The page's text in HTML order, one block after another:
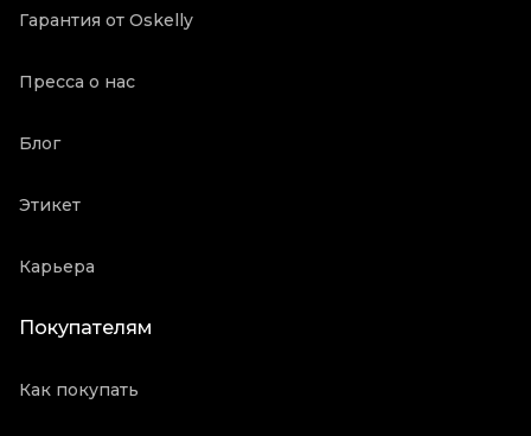
Гарантия от Oskelly
Пресса о нас
Блог
Этикет
Карьера
Покупателям
Как покупать